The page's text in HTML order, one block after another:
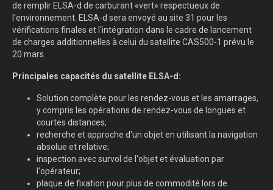
de remplir ELSA-d de carburant «vert» respectueux de
l'environnement. ELSA-d sera envoyé au site 31 pour les
vérifications finales et l'intégration dans le cadre de lancement
de charges additionnelles à celui du satellite CAS500-1 prévu le
20 mars.
Principales capacités du satellite ELSA-d:
Solution complète pour les rendez-vous et les amarrages,
y compris les opérations de rendez-vous de longues et
courtes distances;
recherche et approche d'un objet en utilisant la navigation
absolue et relative;
inspection avec survol de l'objet et évaluation par
l'opérateur;
plaque de fixation pour plus de commodité lors de